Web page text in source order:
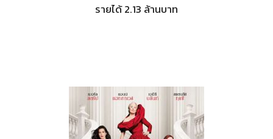
รายได้ 2.13 ล้านบาท